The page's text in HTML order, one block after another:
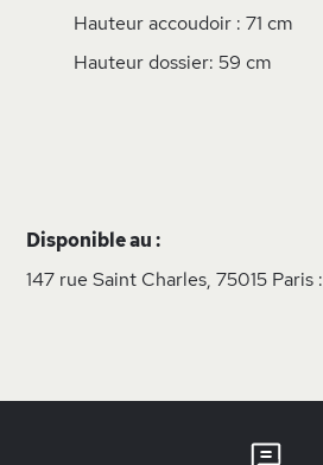
Hauteur accoudoir : 71 cm
Hauteur dossier: 59 cm
Disponible au :
147 rue Saint Charles, 75015 Paris :